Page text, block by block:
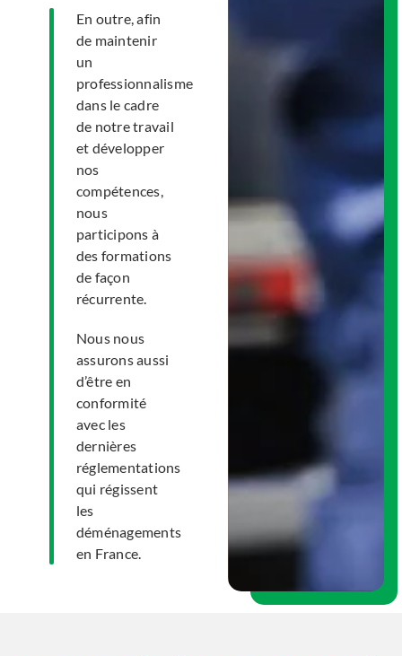
En outre, afin
de maintenir
un
professionnalisme
dans le cadre
de notre travail
et développer
nos
compétences,
nous
participons à
des formations
de façon
récurrente.
Nous nous
assurons aussi
d’être en
conformité
avec les
dernières
réglementations
qui régissent
les
déménagements
en France.